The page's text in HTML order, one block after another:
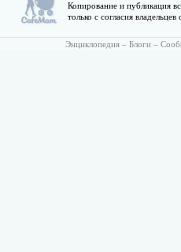
Копирование и публикация
только с согласия владельцев
Энциклопедия – Блоги –